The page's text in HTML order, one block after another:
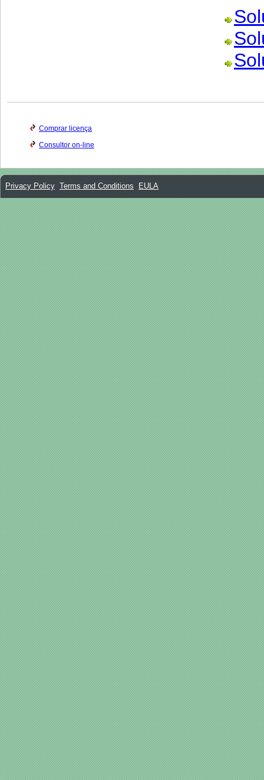
Comprar licença
Consultor on-line
Privacy Policy Terms and Conditions EULA